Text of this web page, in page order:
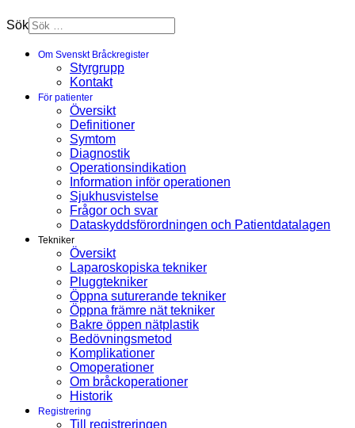
Sök
Om Svenskt Bråckregister
Styrgrupp
Kontakt
För patienter
Översikt
Definitioner
Symtom
Diagnostik
Operationsindikation
Information inför operationen
Sjukhusvistelse
Frågor och svar
Dataskyddsförordningen och Patientdatalagen
Tekniker
Översikt
Laparoskopiska tekniker
Pluggtekniker
Öppna suturerande tekniker
Öppna främre nät tekniker
Bakre öppen nätplastik
Bedövningsmetod
Komplikationer
Omoperationer
Om bråckoperationer
Historik
Registrering
Till registreringen